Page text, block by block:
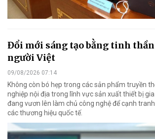
Đổi mới sáng tạo bằng tinh
người Việt
09/08/2026 07:14
Không còn bó hẹp trong các sản phẩm truyền
nghiệp nội địa trong lĩnh vực sản xuất thiết bị
đang vươn lên làm chủ công nghệ để cạnh
các thương hiệu quốc tế.